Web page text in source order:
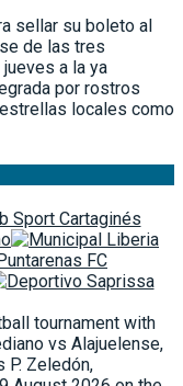
sellar su boleto al
de las tres
a la ya
por rostros
locales como